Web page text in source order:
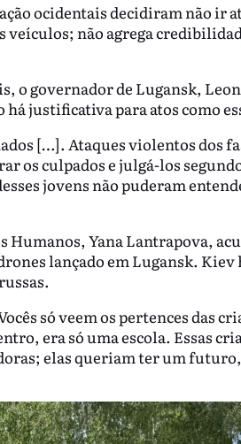
ocidentais decidiram não ir
veículos; não agrega
o governador de Lugansk,
justificativa para atos como
[…]. Ataques violentos dos
os culpados e julgá-los
jovens não puderam
Humanos, Yana Lantrapova,
lançado em Lugansk. Kiev
só veem os pertences das
era só uma escola. Essas
elas queriam ter um